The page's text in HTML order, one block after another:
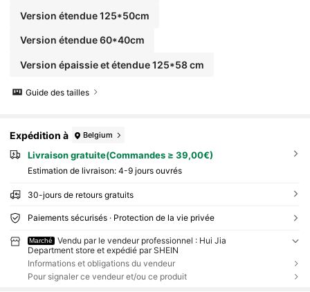
Version étendue 125*50cm
Version étendue 60*40cm
Version épaissie et étendue 125*58 cm
Guide des tailles
Expédition à Belgium
Livraison gratuite(Commandes ≥ 39,00€)
Estimation de livraison: 4-9 jours ouvrés
30-jours de retours gratuits
Paiements sécurisés · Protection de la vie privée
Marché
Vendu par le vendeur professionnel : Hui Jia
Department store et expédié par SHEIN
Informations et obligations du vendeur
Pour signaler ce vendeur et/ou ce produit